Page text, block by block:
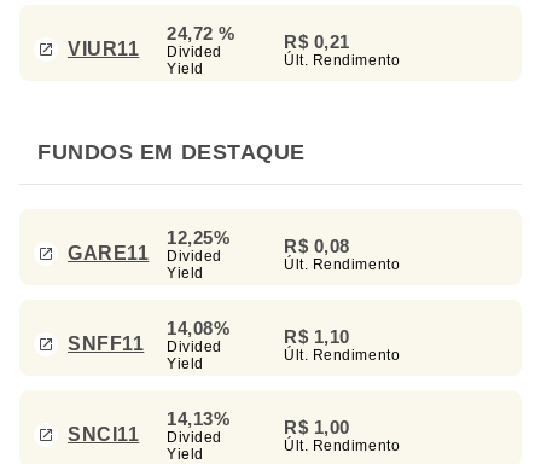
VIUR11
24,72 %
Divided
Yield
R$ 0,21
Últ. Rendimento
FUNDOS EM DESTAQUE
GARE11
12,25%
Divided
Yield
R$ 0,08
Últ. Rendimento
SNFF11
14,08%
Divided
Yield
R$ 1,10
Últ. Rendimento
SNCI11
14,13%
Divided
Yield
R$ 1,00
Últ. Rendimento